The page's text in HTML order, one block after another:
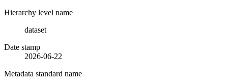
Hierarchy level name
dataset
Date stamp
2026-06-22
Metadata standard name